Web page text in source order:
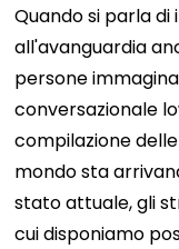
Quando si parla
all'avanguardia
persone
conversazionale
compilazione
mondo sta
stato attuale, gli
cui disponiamo